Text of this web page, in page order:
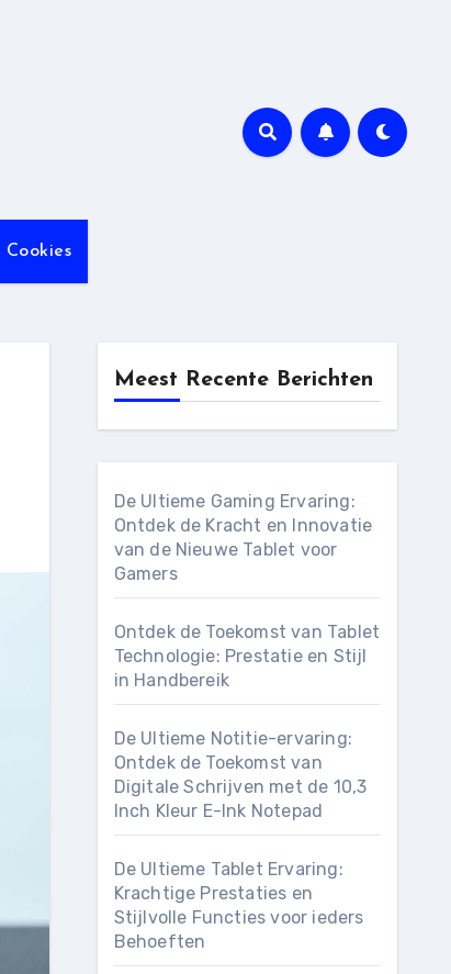
Meest Recente Berichten
De Ultieme Gaming Ervaring:
Ontdek de Kracht en Innovatie
van de Nieuwe Tablet voor
Gamers
Ontdek de Toekomst van Tablet
Technologie: Prestatie en Stijl
in Handbereik
De Ultieme Notitie-ervaring:
Ontdek de Toekomst van
Digitale Schrijven met de 10,3
Inch Kleur E-Ink Notepad
De Ultieme Tablet Ervaring:
Krachtige Prestaties en
Stijlvolle Functies voor ieders
Behoeften